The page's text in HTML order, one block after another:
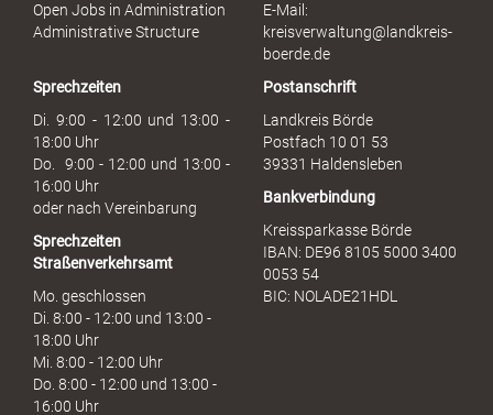
u
h
Open Jobs in Administration
Administrative Structure
E-Mail:
kreisverwaltung@landkreis-
boerde.de
Sprechzeiten
Di. 9:00 - 12:00 und 13:00 -
18:00 Uhr
Do. 9:00 - 12:00 und 13:00 -
16:00 Uhr
oder nach Vereinbarung
Sprechzeiten
Straßenverkehrsamt
Mo. geschlossen
Di. 8:00 - 12:00 und 13:00 -
18:00 Uhr
Mi. 8:00 - 12:00 Uhr
Do. 8:00 - 12:00 und 13:00 -
16:00 Uhr
Postanschrift
Landkreis Börde
Postfach 10 01 53
39331 Haldensleben
Bankverbindung
Kreissparkasse Börde
IBAN: DE96 8105 5000 3400
0053 54
BIC: NOLADE21HDL